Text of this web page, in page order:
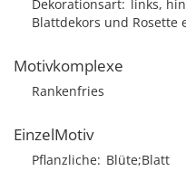
Dekorationsart links,
Blattdekors und Rosette
Motivkomplexe
Rankenfries
EinzelMotiv
Pflanzliche Blüte;Blatt